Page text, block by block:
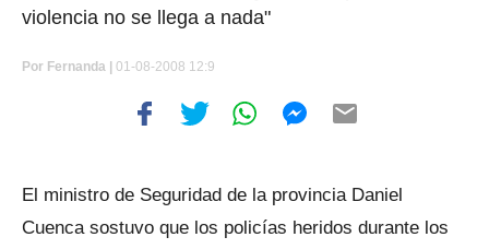
violencia no se llega a nada"
Por Fernanda | 01-08-2008 12:9
El ministro de Seguridad de la provincia Daniel
Cuenca sostuvo que los policías heridos durante los